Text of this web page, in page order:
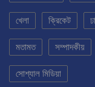
খেলা ক্রিকেট
মতামত সম্পাদকীয়
সোশ্যাল মিডিয়া